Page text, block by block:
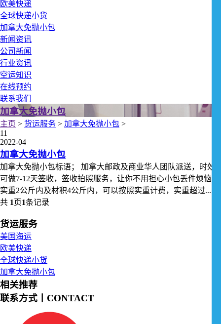
欧美快递
全球快递小货
加拿大免抛小包
新闻资讯
公司新闻
行业资讯
空运知识
在线预约
联系我们
加拿大免抛小包
主页 > 货运服务 > 加拿大免抛小包 >
11
2022-04
加拿大免抛小包
加拿大免抛小包标语； 加拿大邮政及商业华人团队派送，时效
可做7-12天签收，签收拍照服务，让你不用担心小包丢件烦恼，
实重2公斤内及材积4公斤内，可以按照实重计费，实重超过...
共 1页1条记录
货运服务
美国海运
欧美快递
全球快递小货
加拿大免抛小包
相关推荐
联系方式丨CONTACT